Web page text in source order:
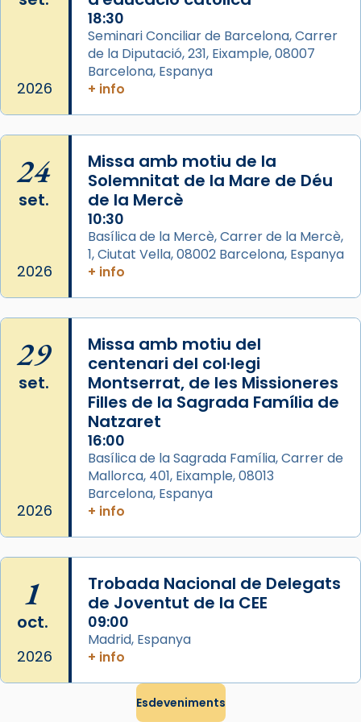
Santes a Mataró»🥵.
Photo
View on Facebook · Share
2 weeks ago
seu germà Joan i Pere un dels que
acompanyava més de prop Jesús.
Segons el llibre dels Fets (12,2) fou el primer
apòstol màrtir, decapitat a Jerusalem per
Herodes Agripa (vers l'any 44).
musulmanes fou venerat com a patró dels
Regnes castellans i més tard de tota
Espanya.
El seu sepulcre a Compostela fou un gran
centre de peregrinacions medievals de tot
el món cristià, després de Roma i terra
«A Raïms de Sant Jaume, raïms aigualits;
raïms de setembre te'n llepes els dits»,
segons una dita popular.
2026
18:30
Seminari Conciliar de Barcelona, Carrer
de la Diputació, 231, Eixample, 08007
Barcelona, Espanya
+ info
24
set.
2026
Missa amb motiu de la
Solemnitat de la Mare de Déu
de la Mercè
10:30
Basílica de la Mercè, Carrer de la Mercè,
1, Ciutat Vella, 08002 Barcelona, Espanya
+ info
29
set.
2026
Missa amb motiu del
centenari del col·legi
Montserrat, de les Missioneres
Filles de la Sagrada Família de
Natzaret
16:00
Basílica de la Sagrada Família, Carrer de
Mallorca, 401, Eixample, 08013
Barcelona, Espanya
+ info
1
oct.
2026
Trobada Nacional de Delegats
de Joventut de la CEE
09:00
Madrid, Espanya
+ info
Esdeveniments